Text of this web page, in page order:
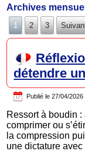
Archives
1 2 3
détendre
Publié le 27/04/2026
Ressort à boudin
comprimer ou
la compression
une dictature